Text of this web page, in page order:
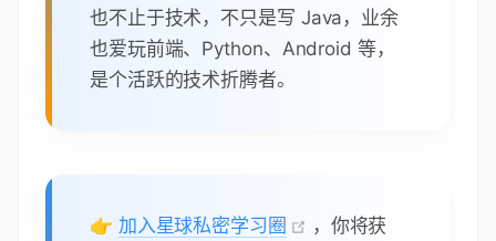
也不止于技术，不只是写 Java，业余
也爱玩前端、Python、Android 等，
是个活跃的技术折腾者。
👉 加入星球私密学习圈
，你将获